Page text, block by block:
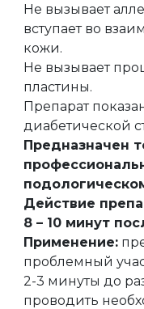
Не вызывает
вступает во
кожи.
Не вызывает
пластины.
Препарат
диабетической
Предназначен
Действие
8 – 10 минут
Применение:
проблемный
2-3 минуты до
проводить